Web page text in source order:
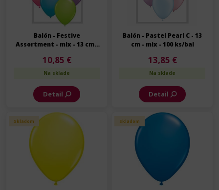
Balón - Festive
Assortment - mix - 13 cm -
10,85 €
Na sklade
Detail
Balón - Pastel Pearl C - 13
cm - mix - 100 ks/bal
13,85 €
Na sklade
Detail
Skladom Skladom